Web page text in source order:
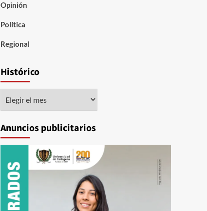
Opinión
Política
Regional
Histórico
Anuncios publicitarios